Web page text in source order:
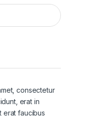
consectetur
erat in
erat faucibus